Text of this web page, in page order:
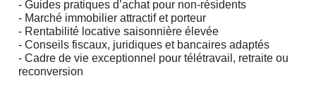
- Guides pratiques d’achat pour non-résidents
- Marché immobilier attractif et porteur
- Rentabilité locative saisonnière élevée
- Conseils fiscaux, juridiques et bancaires adaptés
- Cadre de vie exceptionnel pour télétravail, retraite ou
reconversion